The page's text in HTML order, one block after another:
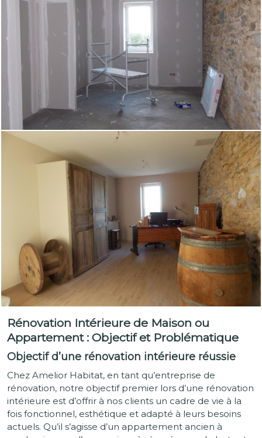
Rénovation Intérieure de Maison ou
Appartement : Objectif et Problématique
Objectif d’une rénovation intérieure réussie
Chez Amelior Habitat, en tant qu’entreprise de
rénovation, notre objectif premier lors d’une rénovation
intérieure est d’offrir à nos clients un cadre de vie à la
fois fonctionnel, esthétique et adapté à leurs besoins
actuels. Qu’il s’agisse d’un appartement ancien à